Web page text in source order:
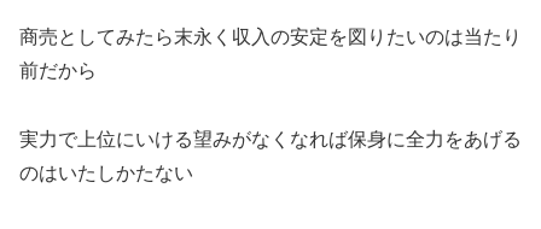
商売としてみたら末永く収入の安定を図りたいのは当たり
前だから
実力で上位にいける望みがなくなれば保身に全力をあげる
のはいたしかたない